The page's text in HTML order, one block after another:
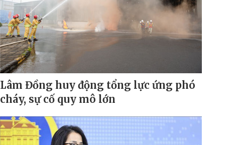
Lâm Đồng huy động tổng lực ứng phó
cháy, sự cố quy mô lớn